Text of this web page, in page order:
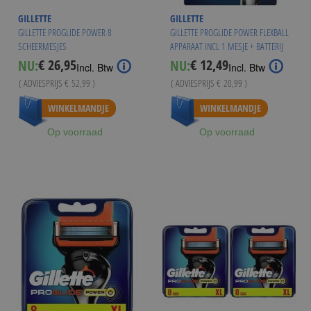
GILLETTE
GILLETTE PROGLIDE POWER 8
SCHEERMESJES
NU:Special
Price
€ 26,95Incl. Btw
( ADVIESPRIJS € 52,99 )
Vanaf € 25,94
WINKELMANDJE
Op voorraad
GILLETTE
GILLETTE PROGLIDE POWER FLEXBALL
APPARAAT INCL 1 MESJE + BATTERIJ
NU:Special
Price
€ 12,49Incl. Btw
( ADVIESPRIJS € 20,99 )
WINKELMANDJE
Op voorraad